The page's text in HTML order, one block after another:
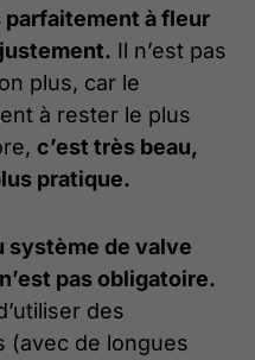
parfaitement à fleur
Il n’est pas
plus, car le
à rester le plus
c’est très beau,
pratique.
système de valve
pas obligatoire.
des
(avec de longues